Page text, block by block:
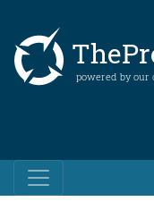
powered by our